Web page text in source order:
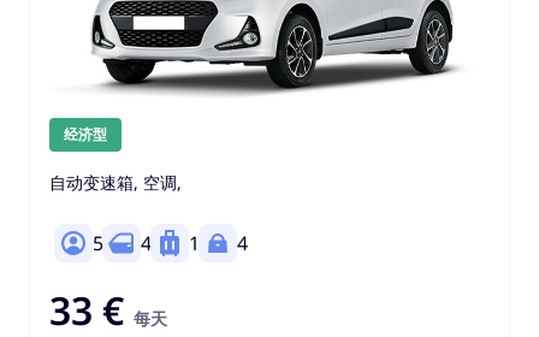
经济型
自动变速箱, 空调,
5 4 1 4
33 € 每天